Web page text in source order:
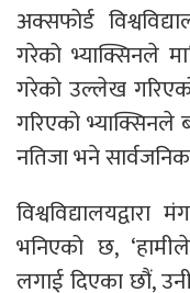
अक्सफोर्ड
गरेको भ्याक्सिनले
गरेको उल्लेख
गरिएको भ्याक्सिनले
नतिजा भने
भनिएको छ,
लगाई दिएका छौं,